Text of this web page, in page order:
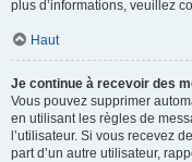
plus d’informations, veuillez
Haut
Je continue à recevoir des
Vous pouvez supprimer
en utilisant les règles de
l’utilisateur. Si vous recevez
part d’un autre utilisateur,